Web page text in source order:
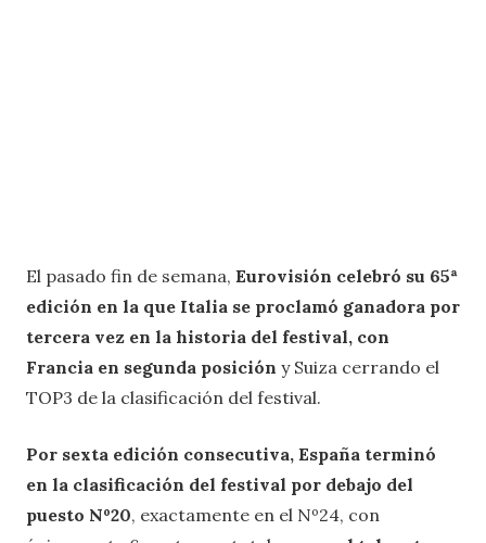
El pasado fin de semana, Eurovisión celebró su 65ª
edición en la que Italia se proclamó ganadora por
tercera vez en la historia del festival, con
Francia en segunda posición y Suiza cerrando el
TOP3 de la clasificación del festival.
Por sexta edición consecutiva, España terminó
en la clasificación del festival por debajo del
puesto Nº20, exactamente en el Nº24, con